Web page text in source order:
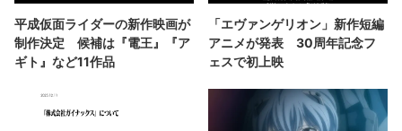
平成仮面ライダーの新作映画が
制作決定 候補は『電王』『ア
ギト』など11作品
「エヴァンゲリオン」新作短編
アニメが発表 30周年記念フ
ェスで初上映